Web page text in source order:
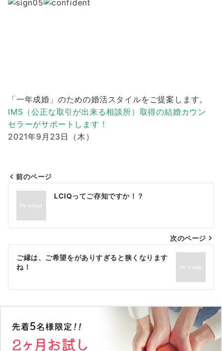
「一年成婚」のための婚活スタイルをご提案します。
IMS（公正な取引が出来る相談所）取得の結婚カウン
セラーがサポートします！
2021年9月23日（木）
投
ナ
ビ
ゲ
ー
シ
ョ
ン
前のページ
LCIQってご存知ですか！？
次のページ
ご縁は、ご希望をがありすぎると狭くなります
ね！